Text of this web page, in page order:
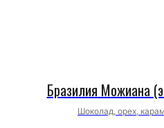
Бразилия Можиана
Шоколад, орех,